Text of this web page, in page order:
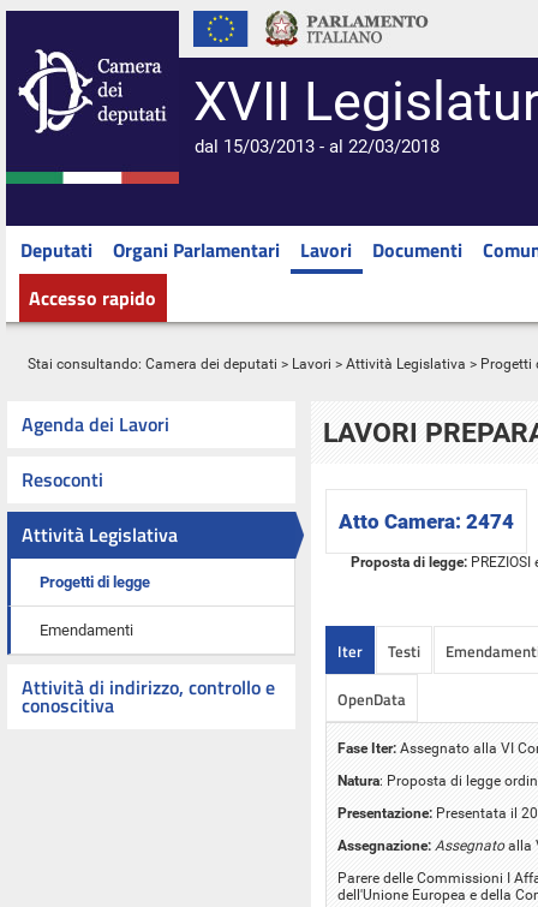
XVII
dal 15/03/2013 - al 22/03/2018
Deputati Organi Parlamentari Lavori Documenti
Accesso rapido
Stai consultando: Camera dei deputati > Lavori > Attività Legislativa > Progetti
Agenda dei Lavori
Resoconti
Attività Legislativa
Progetti di legge
Emendamenti
Attività di indirizzo, controllo e
conoscitiva
LAVORI
Atto Camera: 2474
Proposta di legge:PREZIOSI
Iter Testi
OpenData
Fase Iter: Assegnato alla VI
Natura: Proposta di legge
Presentazione: Presentata il
Assegnazione: Assegnatoalla
Parere delle Commissioni I
dell'Unione Europea e della